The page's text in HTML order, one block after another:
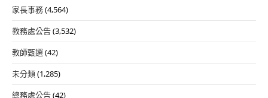
家長事務(4,564)
教務處公告(3,532)
教師甄選(42)
未分類(1,285)
總務處公告(42)